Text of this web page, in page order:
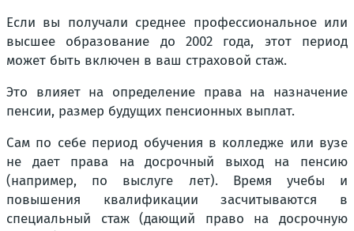
Если вы получали среднее профессиональное или
высшее образование до 2002 года, этот период
может быть включен в ваш страховой стаж.
Это влияет на определение права на назначение
пенсии, размер будущих пенсионных выплат.
Сам по себе период обучения в колледже или вузе
не дает права на досрочный выход на пенсию
(например, по выслуге лет). Время учебы и
повышения квалификации засчитываются в
специальный стаж (дающий право на досрочную